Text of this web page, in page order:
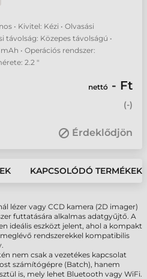
• Kivitel: Kézi • Olvasási
távolság: Közepes távolságú •
• Operációs rendszer:
2.2 "
nettó - Ft
(-)
Érdeklődjön
KAPCSOLÓDÓ TERMÉKEK
lézer vagy CCD kamera (2D imager)
futtatására alkalmas adatgyűjtő. A
ideális eszközt jelent, ahol a kompakt
rendszerekkel kompatibilis
nem csak a vezetékes kapcsolat
számítógépre (Batch), hanem
is, mely lehet Bluetooth vagy WiFi.